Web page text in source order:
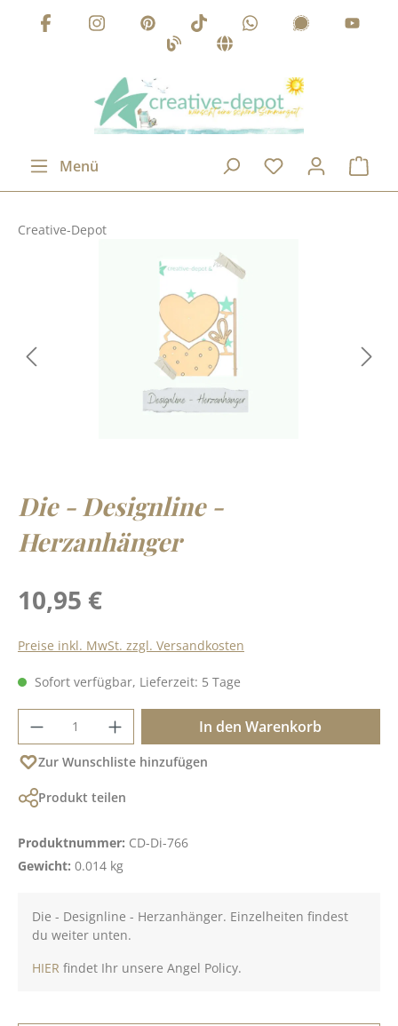
Zum Hauptinhalt springen
Menü
Creative-Depot
Die - Designline -
Herzanhänger
Regulärer Preis:
10,95 €
Preise inkl. MwSt. zzgl. Versandkosten
Sofort verfügbar, Lieferzeit: 5 Tage
Produkt Anzahl: Gib den gewünschten
In den Warenkorb
Zur Wunschliste hinzufügen
Produkt teilen
Produktnummer: CD-Di-766
Gewicht: 0.014 kg
Die - Designline - Herzanhänger. Einzelheiten findest
du weiter unten.
HIER findet Ihr unsere Angel Policy.